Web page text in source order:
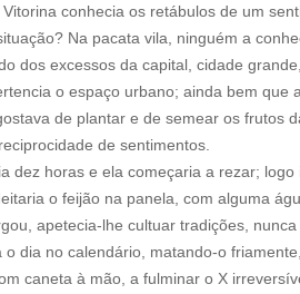
conhecia os retábulos de um
Na pacata vila, ninguém a
dos excessos da capital, cidade
o espaço urbano; ainda bem que
de plantar e de semear os frutos
de sentimentos.
dez horas e ela começaria a rezar;
o feijão na panela, com alguma
apetecia-lhe cultuar tradições,
o dia no calendário, matando-o
caneta à mão, a fulminar o X